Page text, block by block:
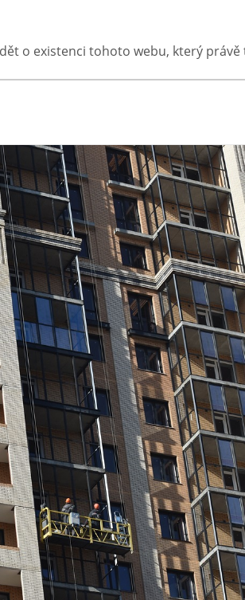
o existenci tohoto webu, který